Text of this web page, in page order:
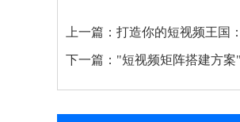
上一篇： 打造你的短视频王国
下一篇： "短视频矩阵搭建方案"